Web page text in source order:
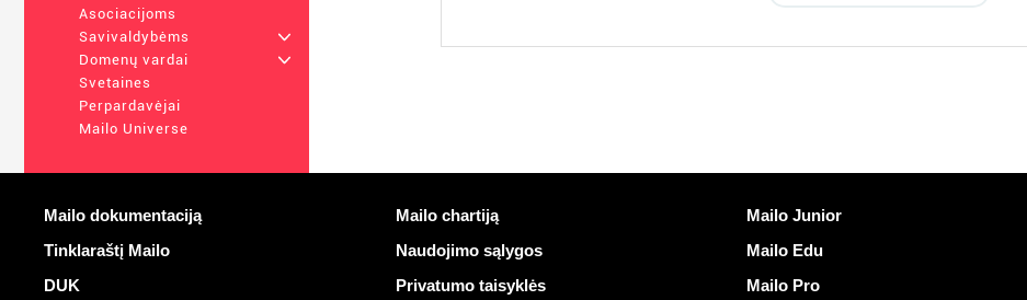
Asociacijoms
Savivaldybėms
+
Domenų vardai
+
Svetaines
Perpardavėjai
Mailo Universe
Daugiau informacijos
Mailo dokumentaciją
Tinklaraštį Mailo
DUK
Naudingos nuorodos
Mailo chartiją
Naudojimo sąlygos
Privatumo taisyklės
Atrasti Mailo
Mailo Junior
Mailo Edu
Mailo Pro